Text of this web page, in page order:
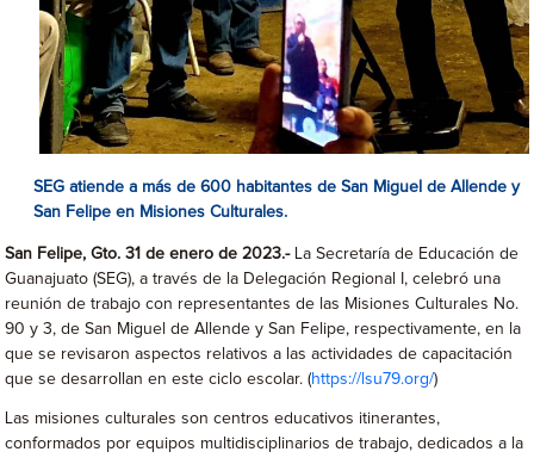
SEG atiende a más de 600 habitantes de San Miguel de Allende y
San Felipe en Misiones Culturales.
San Felipe, Gto. 31 de enero de 2023.- La Secretaría de Educación de
Guanajuato (SEG), a través de la Delegación Regional I, celebró una
reunión de trabajo con representantes de las Misiones Culturales No.
90 y 3, de San Miguel de Allende y San Felipe, respectivamente, en la
que se revisaron aspectos relativos a las actividades de capacitación
que se desarrollan en este ciclo escolar. (https://lsu79.org/)
Las misiones culturales son centros educativos itinerantes,
conformados por equipos multidisciplinarios de trabajo, dedicados a la